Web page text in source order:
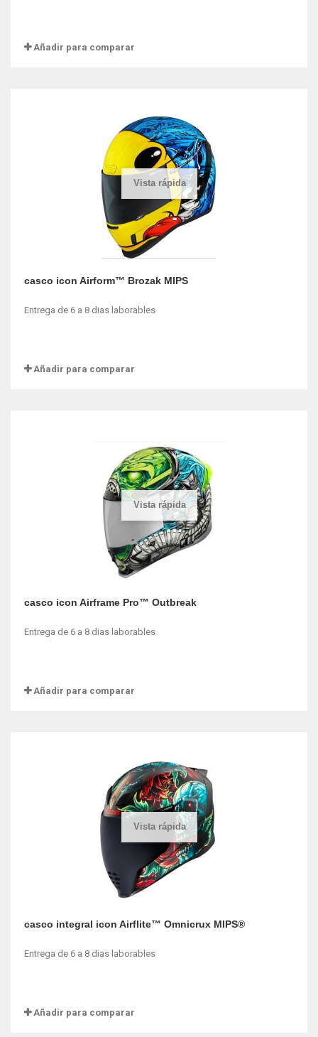
Añadir para comparar
Vista rápida
casco icon Airform™ Brozak MIPS
Entrega de 6 a 8 dias laborables
Añadir para comparar
Vista rápida
casco icon Airframe Pro™ Outbreak
Entrega de 6 a 8 dias laborables
Añadir para comparar
Vista rápida
casco integral icon Airflite™ Omnicrux MIPS®
Entrega de 6 a 8 dias laborables
Añadir para comparar